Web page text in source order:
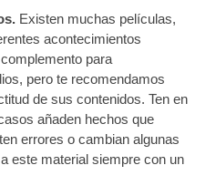
Existen muchas películas,
acontecimientos
para
pero te recomendamos
de sus contenidos. Ten en
añaden hechos que
errores o cambian algunas
este material siempre con un